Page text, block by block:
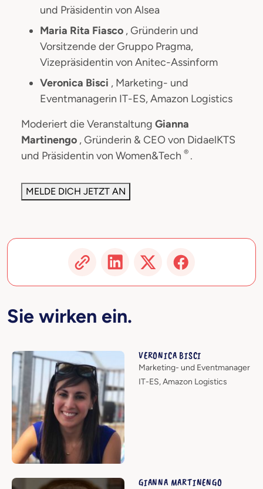
und Präsidentin von Alsea
Maria Rita Fiasco , Gründerin und
Vorsitzende der Gruppo Pragma,
Vizepräsidentin von Anitec-Assinform
Veronica Bisci , Marketing- und
Eventmanagerin IT-ES, Amazon Logistics
Moderiert die Veranstaltung Gianna
Martinengo , Gründerin & CEO von DidaelKTS
und Präsidentin von Women&Tech ® .
MELDE DICH JETZT AN
Sie wirken ein.
VERONICA BISCI
Marketing- und Eventmanager
IT-ES, Amazon Logistics
GIANNA MARTINENGO